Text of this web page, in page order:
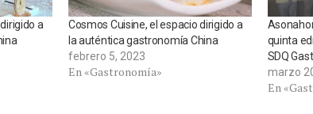
a
Cosmos Cuisine, el espacio dirigido a
la auténtica gastronomía China
febrero 5, 2023
En «Gastronomía»
quinta
SDQ
marzo
En